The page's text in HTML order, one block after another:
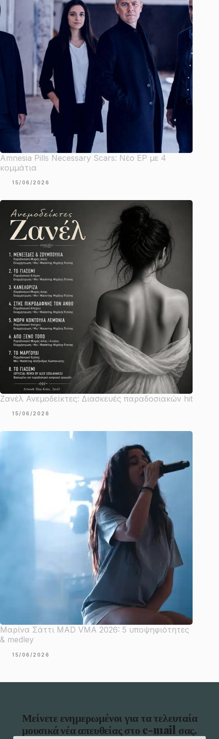
Amnesia Pills Necessary Scars: Νέο EP με 4
κομμάτια
15/06/2026
Ζανέλ Ανεμοδείκτες: Διασκευές παραδοσιακών hit
15/06/2026
Μαρίνα Σάττι MAD VMA 2026: 5 υποψηφιότητες
& medley
15/06/2026
Μείνετε ενημερωμένοι για τα τελευταία
μουσικά νέα απευθείας στο e-mail σας.